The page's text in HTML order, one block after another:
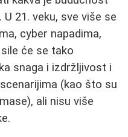
21. veku, sve više se
cyber napadima,
će se tako
snaga i izdržljivost i
(kao što su
ali nisu više